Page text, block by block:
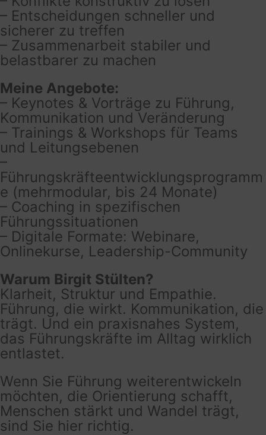
– Entscheidungen schneller und
sicherer zu treffen
– Zusammenarbeit stabiler und
belastbarer zu machen
Meine Angebote:
– Keynotes & Vorträge zu Führung,
Kommunikation und Veränderung
– Trainings & Workshops für Teams
und Leitungsebenen
–
Führungskräfteentwicklungsprogramm
e (mehrmodular, bis 24 Monate)
– Coaching in spezifischen
Führungssituationen
– Digitale Formate: Webinare,
Onlinekurse, Leadership-Community
Warum Birgit Stülten?
Klarheit, Struktur und Empathie.
Führung, die wirkt. Kommunikation, die
trägt. Und ein praxisnahes System,
das Führungskräfte im Alltag wirklich
entlastet.
Wenn Sie Führung weiterentwickeln
möchten, die Orientierung schafft,
Menschen stärkt und Wandel trägt,
sind Sie hier richtig.